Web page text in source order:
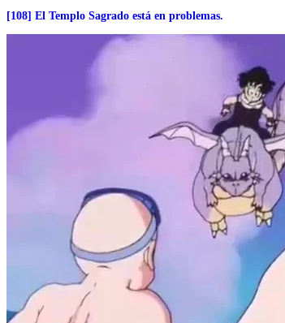
[108] El Templo Sagrado está en problemas.